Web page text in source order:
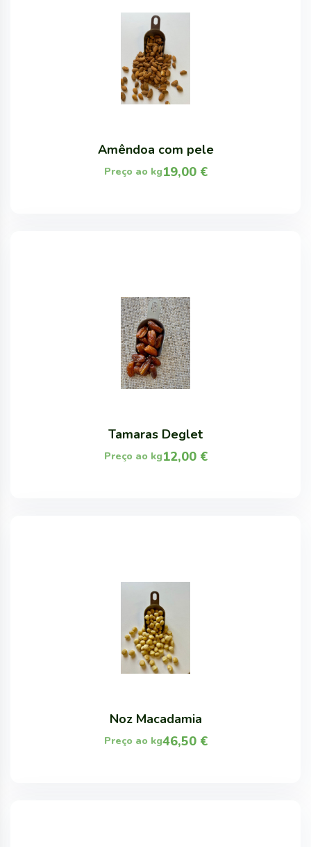
Amêndoa com pele
19,00 €
Preço ao kg
Tamaras Deglet
12,00 €
Preço ao kg
Noz Macadamia
46,50 €
Preço ao kg